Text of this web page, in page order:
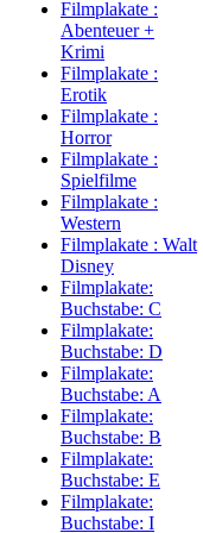
Filmplakate :
Abenteuer +
Krimi
Filmplakate :
Erotik
Filmplakate :
Horror
Filmplakate :
Spielfilme
Filmplakate :
Western
Filmplakate : Walt
Disney
Filmplakate:
Buchstabe: C
Filmplakate:
Buchstabe: D
Filmplakate:
Buchstabe: A
Filmplakate:
Buchstabe: B
Filmplakate:
Buchstabe: E
Filmplakate:
Buchstabe: I